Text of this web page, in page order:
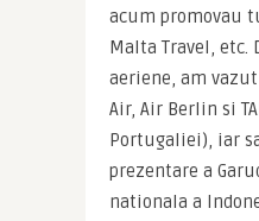
acum promovau
Malta Travel, etc.
aeriene, am
Air, Air Berlin si
Portugaliei), iar
prezentare a
nationala a